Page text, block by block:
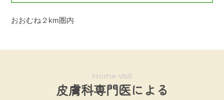
おおむね２km圏内
Home visit
皮膚科専門医による